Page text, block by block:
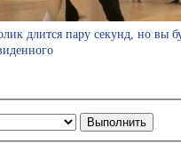
длится пару секунд, но вы